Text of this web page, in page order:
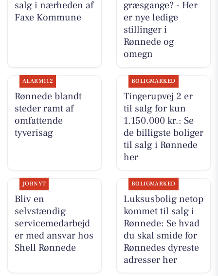
salg i nærheden af
Faxe Kommune
græsgange? - Her
er nye ledige
stillinger i
Rønnede og
omegn
ALARM112
Rønnede blandt
steder ramt af
omfattende
tyverisag
BOLIGMARKED
Tingerupvej 2 er
til salg for kun
1.150.000 kr.: Se
de billigste boliger
til salg i Rønnede
her
JOBNYT
Bliv en
selvstændig
servicemedarbejd
er med ansvar hos
Shell Rønnede
BOLIGMARKED
Luksusbolig netop
kommet til salg i
Rønnede: Se hvad
du skal smide for
Rønnedes dyreste
adresser her